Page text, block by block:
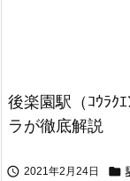
後楽園駅（ｺｳﾗｸ
ラが徹底解説
 2021年2月24日 